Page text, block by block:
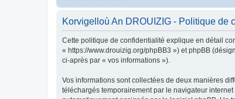
Korvigelloù An DROUIZIG - Politique de
Cette politique de confidentialité explique en détail
« https://www.drouizig.org/phpBB3 ») et phpBB
ci-après par « vos informations »).
Vos informations sont collectées de deux manières
téléchargés temporairement par le navigateur